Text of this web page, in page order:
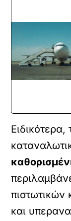
Ειδικότερα,
πιστωτικών
και